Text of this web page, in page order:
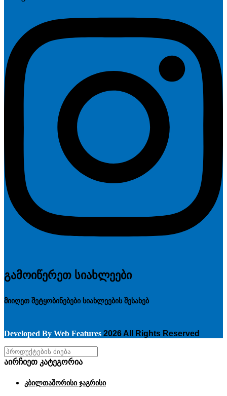
გამოიწერეთ სიახლეები
მიიღეთ შეტყობინებები სიახლეების შესახებ
Developed By Web Features 2026 All Rights Reserved
აირჩიეთ კატეგორია
კბილთაშორისი ჯაგრისი